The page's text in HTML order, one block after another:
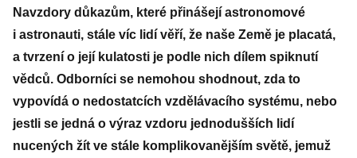
Navzdory důkazům, které přinášejí astronomové
i astronauti, stále víc lidí věří, že naše Země je placatá,
a tvrzení o její kulatosti je podle nich dílem spiknutí
vědců. Odborníci se nemohou shodnout, zda to
vypovídá o nedostatcích vzdělávacího systému, nebo
jestli se jedná o výraz vzdoru jednodušších lidí
nucených žít ve stále komplikovanějším světě, jemuž